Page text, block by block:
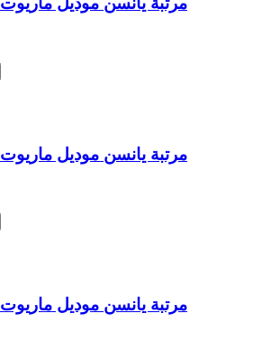
مرتبة يانسن موديل ماريوت 160*195*22 سم
مرتبة يانسن موديل ماريوت 160*190*22 سم